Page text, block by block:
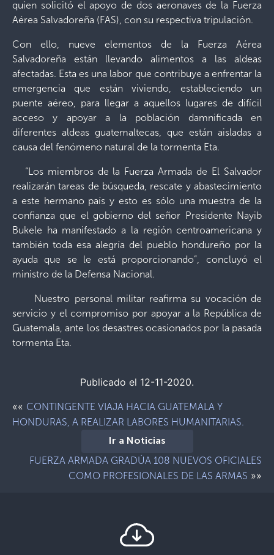
quien solicitó el apoyo de dos aeronaves de la Fuerza
Aérea Salvadoreña (FAS), con su respectiva tripulación.
Con ello, nueve elementos de la Fuerza Aérea
Salvadoreña están llevando alimentos a las aldeas
afectadas. Esta es una labor que contribuye a enfrentar la
emergencia que están viviendo, estableciendo un
puente aéreo, para llegar a aquellos lugares de difícil
acceso y apoyar a la población damnificada en
diferentes aldeas guatemaltecas, que están aisladas a
causa del fenómeno natural de la tormenta Eta.
“Los miembros de la Fuerza Armada de El Salvador
realizarán tareas de búsqueda, rescate y abastecimiento
a este hermano país y esto es sólo una muestra de la
confianza que el gobierno del señor Presidente Nayib
Bukele ha manifestado a la región centroamericana y
también toda esa alegría del pueblo hondureño por la
ayuda que se le está proporcionando”, concluyó el
ministro de la Defensa Nacional.
Nuestro personal militar reafirma su vocación de
servicio y el compromiso por apoyar a la República de
Guatemala, ante los desastres ocasionados por la pasada
tormenta Eta.
Publicado el 12-11-2020.
«« CONTINGENTE VIAJA HACIA GUATEMALA Y
HONDURAS, A REALIZAR LABORES HUMANITARIAS.
Ir a Noticias
FUERZA ARMADA GRADÚA 108 NUEVOS OFICIALES
COMO PROFESIONALES DE LAS ARMAS »»